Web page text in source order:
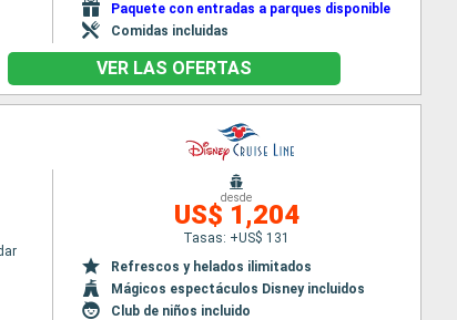
Paquete con entradas a parques disponible
Comidas incluidas
VER LAS OFERTAS
desde
US$ 1,204
Tasas: +US$ 131
Refrescos y helados ilimitados
Mágicos espectáculos Disney incluidos
Club de niños incluido